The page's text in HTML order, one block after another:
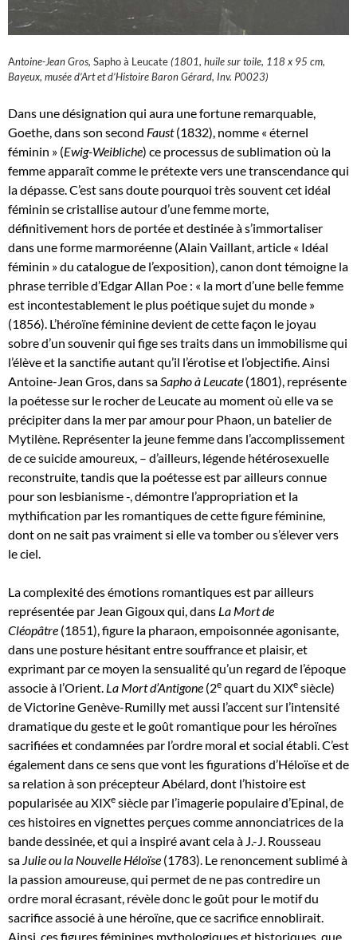
Antoine-Jean Gros, Sapho à Leucate(1801, huile sur toile, 118 x 95 cm,
Bayeux, musée d’Art et d’Histoire Baron Gérard, Inv. P0023)
Dans une désignation qui aura une fortune remarquable,
Goethe, dans son second Faust(1832), nomme « éternel
féminin » (Ewig-Weibliche) ce processus de sublimation où la
femme apparaît comme le prétexte vers une transcendance qui
la dépasse. C’est sans doute pourquoi très souvent cet idéal
féminin se cristallise autour d’une femme morte,
définitivement hors de portée et destinée à s’immortaliser
dans une forme marmoréenne (Alain Vaillant, article « Idéal
féminin » du catalogue de l’exposition), canon dont témoigne la
phrase terrible d’Edgar Allan Poe : « la mort d’une belle femme
est incontestablement le plus poétique sujet du monde »
(1856). L’héroïne féminine devient de cette façon le joyau
sobre d’un souvenir qui fige ses traits dans un immobilisme qui
l’élève et la sanctifie autant qu’il l’érotise et l’objectifie. Ainsi
Antoine-Jean Gros, dans saSapho à Leucate (1801), représente
la poétesse sur le rocher de Leucate au moment où elle va se
précipiter dans la mer par amour pour Phaon, un batelier de
Mytilène. Représenter la jeune femme dans l’accomplissement
de ce suicide amoureux, – d’ailleurs, légende hétérosexuelle
reconstruite, tandis que la poétesse est par ailleurs connue
pour son lesbianisme -, démontre l’appropriation et la
mythification par les romantiques de cette figure féminine,
dont on ne sait pas vraiment si elle va tomber ou s’élever vers
le ciel.
La complexité des émotions romantiques est par ailleurs
représentée par Jean Gigoux qui, dans La Mort de
Cléopâtre (1851), figure la pharaon, empoisonnée agonisante,
dans une posture hésitant entre souffrance et plaisir, et
exprimant par ce moyen la sensualité qu’un regard de l’époque
associe à l’Orient. La Mort d’Antigone (2e quart du XIXe siècle)
de Victorine Genève-Rumilly met aussi l’accent sur l’intensité
dramatique du geste et le goût romantique pour les héroïnes
sacrifiées et condamnées par l’ordre moral et social établi. C’est
également dans ce sens que vont les figurations d’Héloïse et de
sa relation à son précepteur Abélard, dont l’histoire est
popularisée au XIXe siècle par l’imagerie populaire d’Epinal, de
ces histoires en vignettes perçues comme annonciatrices de la
bande dessinée, et qui a inspiré avant cela à J.-J. Rousseau
sa Julie ou la Nouvelle Héloïse (1783). Le renoncement sublimé à
la passion amoureuse, qui permet de ne pas contredire un
ordre moral écrasant, révèle donc le goût pour le motif du
sacrifice associé à une héroïne, que ce sacrifice ennoblirait.
Ainsi, ces figures féminines mythologiques et historiques, que